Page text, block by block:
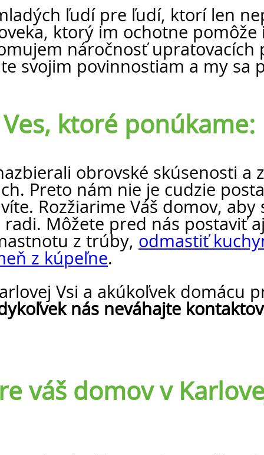
ľudí pre ľudí, ktorí len
ktorý im ochotne pomôže
náročnosť upratovacích
svojim povinnostiam a my sa
ktoré ponúkame:
obrovské skúsenosti a
Preto nám nie je cudzie
Rozžiarime Váš domov, aby
Môžete pred nás postaviť
z trúby, odmastiť
z kúpeľne.
Vsi a akúkoľvek domácu
nás neváhajte
váš domov v